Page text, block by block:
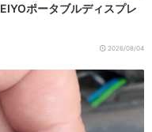
ポータブルディスプレ
2026/08/04